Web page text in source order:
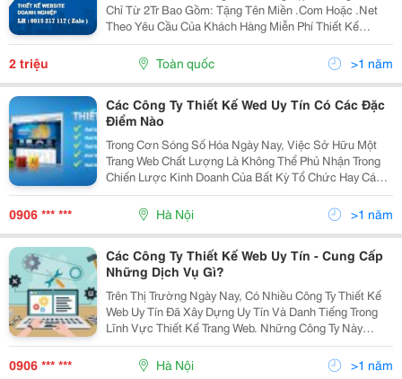
Chỉ Từ 2Tr Bao Gồm: Tặng Tên Miền .Com Hoặc .Net
Theo Yêu Cầu Của Khách Hàng Miễn Phí Thiết Kế
Banner Miễn Phí Hosting 1Gb - 4Gb --------------- Phương
Nam Luôn Cố Gắng Mang Đến Cho Khách...
2 triệu Toàn quốc >1 năm
Các Công Ty Thiết Kế Wed Uy Tín Có Các Đặc
Điểm Nào
Trong Cơn Sóng Số Hóa Ngày Nay, Việc Sở Hữu Một
Trang Web Chất Lượng Là Không Thể Phủ Nhận Trong
Chiến Lược Kinh Doanh Của Bất Kỳ Tổ Chức Hay Cá
Nhân Nào. Và Tại Thủ Đô Hà Nội, Có Một Loạt Các Đơn
Vị Thiết Kế Web Uy Tín Đang Cung Cấp Các Giải Pháp...
0906 *** *** Hà Nội >1 năm
Các Công Ty Thiết Kế Web Uy Tín - Cung Cấp
Những Dịch Vụ Gì?
Trên Thị Trường Ngày Nay, Có Nhiều Công Ty Thiết Kế
Web Uy Tín Đã Xây Dựng Uy Tín Và Danh Tiếng Trong
Lĩnh Vực Thiết Kế Trang Web. Những Công Ty Này
Không Chỉ Cung Cấp Các Dịch Vụ Thiết Kế Web Cơ Bản
Mà Còn Đem Đến Các Giải Pháp Toàn Diện Để Phát...
0906 *** *** Hà Nội >1 năm